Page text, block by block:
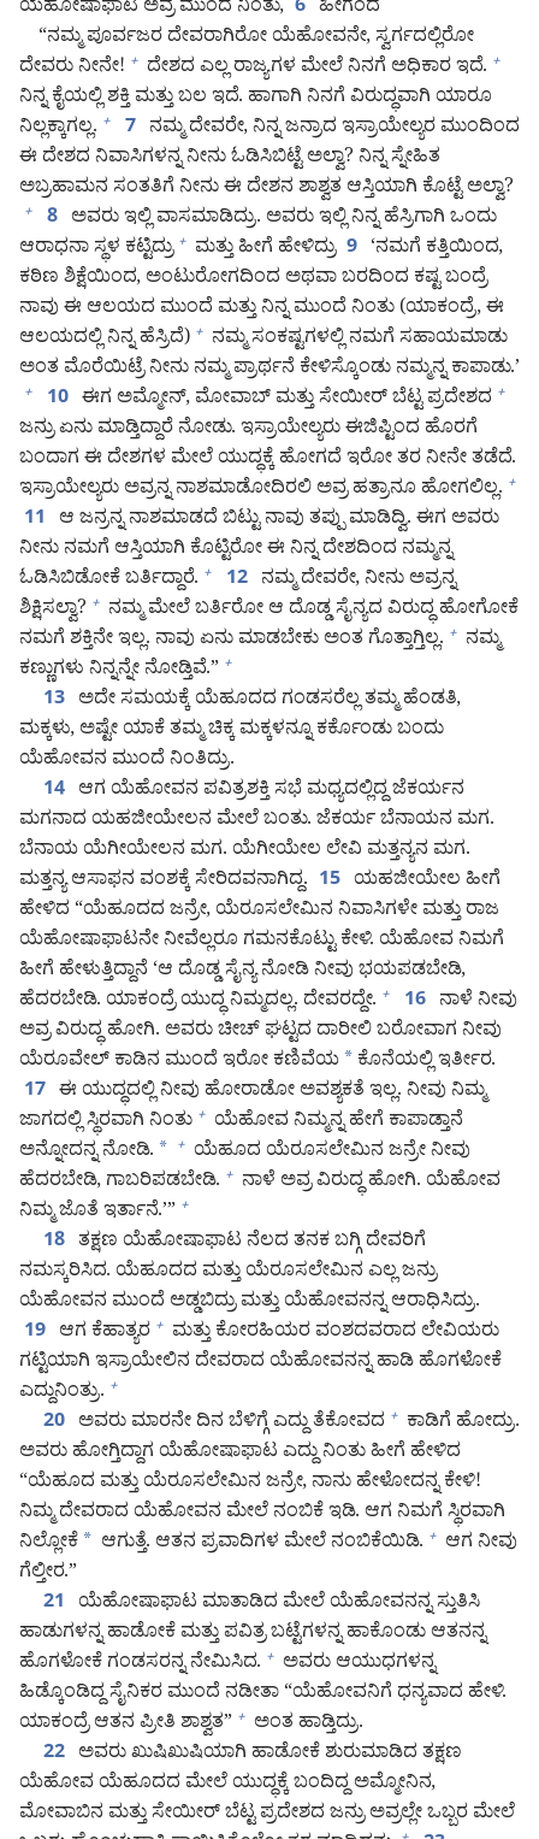
ಯೆಹೋಷಾಫಾಟ ಅವ್ರ ಮುಂದೆ ನಿಂತು, 6 ಹೀಗಂದ
“ನಮ್ಮ ಪೂರ್ವಜರ ದೇವರಾಗಿರೋ ಯೆಹೋವನೇ, ಸ್ವರ್ಗದಲ್ಲಿರೋ
ದೇವರು ನೀನೇ! + ದೇಶದ ಎಲ್ಲ ರಾಜ್ಯಗಳ ಮೇಲೆ ನಿನಗೆ ಅಧಿಕಾರ ಇದೆ. +
ನಿನ್ನ ಕೈಯಲ್ಲಿ ಶಕ್ತಿ ಮತ್ತು ಬಲ ಇದೆ. ಹಾಗಾಗಿ ನಿನಗೆ ವಿರುದ್ಧವಾಗಿ ಯಾರೂ
ನಿಲ್ಲಕ್ಕಾಗಲ್ಲ. + 7 ನಮ್ಮ ದೇವರೇ, ನಿನ್ನ ಜನ್ರಾದ ಇಸ್ರಾಯೇಲ್ಯರ ಮುಂದಿಂದ
ಈ ದೇಶದ ನಿವಾಸಿಗಳನ್ನ ನೀನು ಓಡಿಸಿಬಿಟ್ಟೆ ಅಲ್ವಾ? ನಿನ್ನ ಸ್ನೇಹಿತ
ಅಬ್ರಹಾಮನ ಸಂತತಿಗೆ ನೀನು ಈ ದೇಶನ ಶಾಶ್ವತ ಆಸ್ತಿಯಾಗಿ ಕೊಟ್ಟೆ ಅಲ್ವಾ?
+ 8 ಅವರು ಇಲ್ಲಿ ವಾಸಮಾಡಿದ್ರು. ಅವರು ಇಲ್ಲಿ ನಿನ್ನ ಹೆಸ್ರಿಗಾಗಿ ಒಂದು
ಆರಾಧನಾ ಸ್ಥಳ ಕಟ್ಟಿದ್ರು + ಮತ್ತು ಹೀಗೆ ಹೇಳಿದ್ರು 9 ‘ನಮಗೆ ಕತ್ತಿಯಿಂದ,
ಕಠಿಣ ಶಿಕ್ಷೆಯಿಂದ, ಅಂಟುರೋಗದಿಂದ ಅಥವಾ ಬರದಿಂದ ಕಷ್ಟ ಬಂದ್ರೆ
ನಾವು ಈ ಆಲಯದ ಮುಂದೆ ಮತ್ತು ನಿನ್ನ ಮುಂದೆ ನಿಂತು (ಯಾಕಂದ್ರೆ, ಈ
ಆಲಯದಲ್ಲಿ ನಿನ್ನ ಹೆಸ್ರಿದೆ) + ನಮ್ಮ ಸಂಕಷ್ಟಗಳಲ್ಲಿ ನಮಗೆ ಸಹಾಯಮಾಡು
ಅಂತ ಮೊರೆಯಿಟ್ರೆ ನೀನು ನಮ್ಮ ಪ್ರಾರ್ಥನೆ ಕೇಳಿಸ್ಕೊಂಡು ನಮ್ಮನ್ನ ಕಾಪಾಡು.’
+ 10 ಈಗ ಅಮ್ಮೋನ್‌, ಮೋವಾಬ್‌ ಮತ್ತು ಸೇಯೀರ್‌ ಬೆಟ್ಟ ಪ್ರದೇಶದ +
ಜನ್ರು ಏನು ಮಾಡ್ತಿದ್ದಾರೆ ನೋಡು. ಇಸ್ರಾಯೇಲ್ಯರು ಈಜಿಪ್ಟಿಂದ ಹೊರಗೆ
ಬಂದಾಗ ಈ ದೇಶಗಳ ಮೇಲೆ ಯುದ್ಧಕ್ಕೆ ಹೋಗದೆ ಇರೋ ತರ ನೀನೇ ತಡೆದೆ.
ಇಸ್ರಾಯೇಲ್ಯರು ಅವ್ರನ್ನ ನಾಶಮಾಡೋದಿರಲಿ ಅವ್ರ ಹತ್ರಾನೂ ಹೋಗಲಿಲ್ಲ. +
11
ಆ ಜನ್ರನ್ನ ನಾಶಮಾಡದೆ ಬಿಟ್ಟು ನಾವು ತಪ್ಪು ಮಾಡಿದ್ವಿ. ಈಗ ಅವರು
ನೀನು ನಮಗೆ ಆಸ್ತಿಯಾಗಿ ಕೊಟ್ಟಿರೋ ಈ ನಿನ್ನ ದೇಶದಿಂದ ನಮ್ಮನ್ನ
ಓಡಿಸಿಬಿಡೋಕೆ ಬರ್ತಿದ್ದಾರೆ. + 12 ನಮ್ಮ ದೇವರೇ, ನೀನು ಅವ್ರನ್ನ
ಶಿಕ್ಷಿಸಲ್ವಾ? + ನಮ್ಮ ಮೇಲೆ ಬರ್ತಿರೋ ಆ ದೊಡ್ಡ ಸೈನ್ಯದ ವಿರುದ್ಧ ಹೋಗೋಕೆ
ನಮಗೆ ಶಕ್ತಿನೇ ಇಲ್ಲ. ನಾವು ಏನು ಮಾಡಬೇಕು ಅಂತ ಗೊತ್ತಾಗ್ತಿಲ್ಲ. + ನಮ್ಮ
ಕಣ್ಣುಗಳು ನಿನ್ನನ್ನೇ ನೋಡ್ತಿವೆ.” +
13 ಅದೇ ಸಮಯಕ್ಕೆ ಯೆಹೂದದ ಗಂಡಸರೆಲ್ಲ ತಮ್ಮ ಹೆಂಡತಿ,
ಮಕ್ಕಳು, ಅಷ್ಟೇ ಯಾಕೆ ತಮ್ಮ ಚಿಕ್ಕ ಮಕ್ಕಳನ್ನೂ ಕರ್ಕೊಂಡು ಬಂದು
ಯೆಹೋವನ ಮುಂದೆ ನಿಂತಿದ್ರು.
14 ಆಗ ಯೆಹೋವನ ಪವಿತ್ರಶಕ್ತಿ ಸಭೆ ಮಧ್ಯದಲ್ಲಿದ್ದ ಜೆಕರ್ಯನ
ಮಗನಾದ ಯಹಜೀಯೇಲನ ಮೇಲೆ ಬಂತು. ಜೆಕರ್ಯ ಬೆನಾಯನ ಮಗ.
ಬೆನಾಯ ಯೆಗೀಯೇಲನ ಮಗ. ಯೆಗೀಯೇಲ ಲೇವಿ ಮತ್ತನ್ಯನ ಮಗ.
ಮತ್ತನ್ಯ ಆಸಾಫನ ವಂಶಕ್ಕೆ ಸೇರಿದವನಾಗಿದ್ದ. 15 ಯಹಜೀಯೇಲ ಹೀಗೆ
ಹೇಳಿದ “ಯೆಹೂದದ ಜನ್ರೇ, ಯೆರೂಸಲೇಮಿನ ನಿವಾಸಿಗಳೇ ಮತ್ತು ರಾಜ
ಯೆಹೋಷಾಫಾಟನೇ ನೀವೆಲ್ಲರೂ ಗಮನಕೊಟ್ಟು ಕೇಳಿ. ಯೆಹೋವ ನಿಮಗೆ
ಹೀಗೆ ಹೇಳುತ್ತಿದ್ದಾನೆ ‘ಆ ದೊಡ್ಡ ಸೈನ್ಯ ನೋಡಿ ನೀವು ಭಯಪಡಬೇಡಿ,
ಹೆದರಬೇಡಿ. ಯಾಕಂದ್ರೆ ಯುದ್ಧ ನಿಮ್ಮದಲ್ಲ. ದೇವರದ್ದೇ. + 16 ನಾಳೆ ನೀವು
ಅವ್ರ ವಿರುದ್ಧ ಹೋಗಿ. ಅವರು ಚೀಚ್‌ ಘಟ್ಟದ ದಾರೀಲಿ ಬರೋವಾಗ ನೀವು
ಯೆರೂವೇಲ್‌ ಕಾಡಿನ ಮುಂದೆ ಇರೋ ಕಣಿವೆಯ * ಕೊನೆಯಲ್ಲಿ ಇರ್ತೀರ.
17 ಈ ಯುದ್ಧದಲ್ಲಿ ನೀವು ಹೋರಾಡೋ ಅವಶ್ಯಕತೆ ಇಲ್ಲ. ನೀವು ನಿಮ್ಮ
ಜಾಗದಲ್ಲಿ ಸ್ಥಿರವಾಗಿ ನಿಂತು + ಯೆಹೋವ ನಿಮ್ಮನ್ನ ಹೇಗೆ ಕಾಪಾಡ್ತಾನೆ
ಅನ್ನೋದನ್ನ ನೋಡಿ. * + ಯೆಹೂದ ಯೆರೂಸಲೇಮಿನ ಜನ್ರೇ ನೀವು
ಹೆದರಬೇಡಿ, ಗಾಬರಿಪಡಬೇಡಿ. + ನಾಳೆ ಅವ್ರ ವಿರುದ್ಧ ಹೋಗಿ. ಯೆಹೋವ
ನಿಮ್ಮ ಜೊತೆ ಇರ್ತಾನೆ.’” +
18 ತಕ್ಷಣ ಯೆಹೋಷಾಫಾಟ ನೆಲದ ತನಕ ಬಗ್ಗಿ ದೇವರಿಗೆ
ನಮಸ್ಕರಿಸಿದ. ಯೆಹೂದದ ಮತ್ತು ಯೆರೂಸಲೇಮಿನ ಎಲ್ಲ ಜನ್ರು
ಯೆಹೋವನ ಮುಂದೆ ಅಡ್ಡಬಿದ್ರು ಮತ್ತು ಯೆಹೋವನನ್ನ ಆರಾಧಿಸಿದ್ರು.
19 ಆಗ ಕೆಹಾತ್ಯರ + ಮತ್ತು ಕೋರಹಿಯರ ವಂಶದವರಾದ ಲೇವಿಯರು
ಗಟ್ಟಿಯಾಗಿ ಇಸ್ರಾಯೇಲಿನ ದೇವರಾದ ಯೆಹೋವನನ್ನ ಹಾಡಿ ಹೊಗಳೋಕೆ
ಎದ್ದುನಿಂತ್ರು. +
20 ಅವರು ಮಾರನೇ ದಿನ ಬೆಳಿಗ್ಗೆ ಎದ್ದು ತೆಕೋವದ + ಕಾಡಿಗೆ ಹೋದ್ರು.
ಅವರು ಹೋಗ್ತಿದ್ದಾಗ ಯೆಹೋಷಾಫಾಟ ಎದ್ದು ನಿಂತು ಹೀಗೆ ಹೇಳಿದ
“ಯೆಹೂದ ಮತ್ತು ಯೆರೂಸಲೇಮಿನ ಜನ್ರೇ, ನಾನು ಹೇಳೋದನ್ನ ಕೇಳಿ!
ನಿಮ್ಮ ದೇವರಾದ ಯೆಹೋವನ ಮೇಲೆ ನಂಬಿಕೆ ಇಡಿ. ಆಗ ನಿಮಗೆ ಸ್ಥಿರವಾಗಿ
ನಿಲ್ಲೋಕೆ * ಆಗುತ್ತೆ. ಆತನ ಪ್ರವಾದಿಗಳ ಮೇಲೆ ನಂಬಿಕೆಯಿಡಿ. + ಆಗ ನೀವು
ಗೆಲ್ತೀರ.”
21 ಯೆಹೋಷಾಫಾಟ ಮಾತಾಡಿದ ಮೇಲೆ ಯೆಹೋವನನ್ನ ಸ್ತುತಿಸಿ
ಹಾಡುಗಳನ್ನ ಹಾಡೋಕೆ ಮತ್ತು ಪವಿತ್ರ ಬಟ್ಟೆಗಳನ್ನ ಹಾಕೊಂಡು ಆತನನ್ನ
ಹೊಗಳೋಕೆ ಗಂಡಸರನ್ನ ನೇಮಿಸಿದ. + ಅವರು ಆಯುಧಗಳನ್ನ
ಹಿಡ್ಕೊಂಡಿದ್ದ ಸೈನಿಕರ ಮುಂದೆ ನಡೀತಾ “ಯೆಹೋವನಿಗೆ ಧನ್ಯವಾದ ಹೇಳಿ.
ಯಾಕಂದ್ರೆ ಆತನ ಪ್ರೀತಿ ಶಾಶ್ವತ” + ಅಂತ ಹಾಡ್ತಿದ್ರು.
22 ಅವರು ಖುಷಿಖುಷಿಯಾಗಿ ಹಾಡೋಕೆ ಶುರುಮಾಡಿದ ತಕ್ಷಣ
ಯೆಹೋವ ಯೆಹೂದದ ಮೇಲೆ ಯುದ್ಧಕ್ಕೆ ಬಂದಿದ್ದ ಅಮ್ಮೋನಿನ,
ಮೋವಾಬಿನ ಮತ್ತು ಸೇಯೀರ್‌ ಬೆಟ್ಟ ಪ್ರದೇಶದ ಜನ್ರು ಅವ್ರಲ್ಲೇ ಒಬ್ಬರ ಮೇಲೆ